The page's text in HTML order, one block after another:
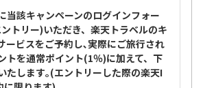
当該キャンペーンのログインフォー
トリー)いただき、楽天トラベルのキ
ービスをご予約し､実際にご旅行され
トを通常ポイント(1％)に加えて、下
たします｡(エントリーした際の楽天I